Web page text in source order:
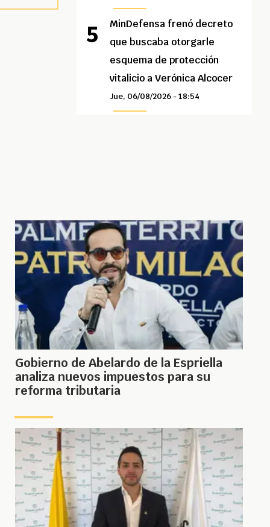
MinDefensa frenó decreto
que buscaba otorgarle
esquema de protección
vitalicio a Verónica Alcocer
Jue, 06/08/2026 - 18:54
Gobierno de Abelardo de la Espriella
analiza nuevos impuestos para su
reforma tributaria